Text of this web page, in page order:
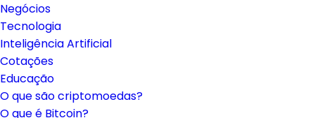
Negócios
Tecnologia
Inteligência Artificial
Cotações
Educação
O que são criptomoedas?
O que é Bitcoin?